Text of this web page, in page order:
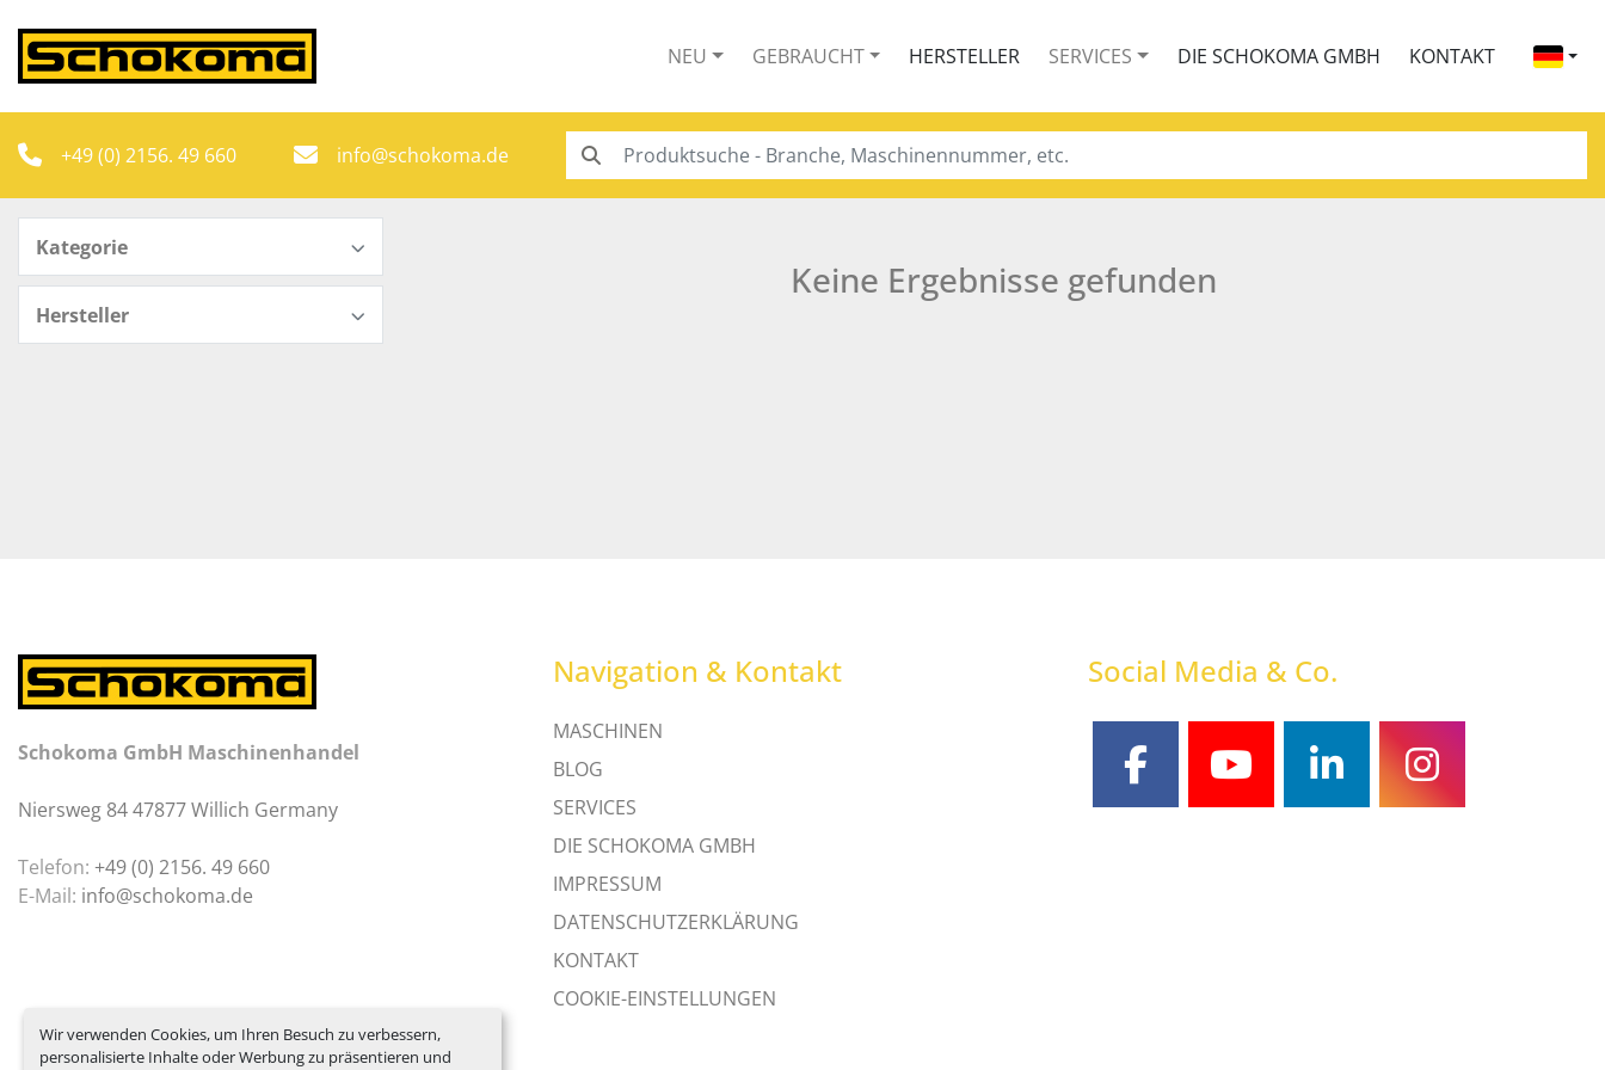
Wir verwenden Cookies, um Ihren Besuch zu verbessern,
personalisierte Inhalte oder Werbung zu präsentieren und
NEU GEBRAUCHT HERSTELLER SERVICES DIE SCHOKOMA GMBH KONTAKT
+49 (0) 2156. 49 660 info@schokoma.de
Kategorie
Hersteller
Keine Ergebnisse gefunden
Schokoma GmbH Maschinenhandel
Niersweg 84 47877 Willich Germany
Telefon: +49 (0) 2156. 49 660
E-Mail: info@schokoma.de
Navigation & Kontakt
MASCHINEN
BLOG
SERVICES
DIE SCHOKOMA GMBH
IMPRESSUM
DATENSCHUTZERKLÄRUNG
KONTAKT
COOKIE-EINSTELLUNGEN
Social Media & Co.
facebookyoutubelinkedininstagram